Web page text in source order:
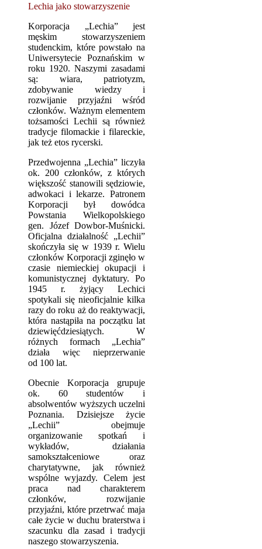
Lechia jako stowarzyszenie
Korporacja „Lechia” jest
męskim stowarzyszeniem
studenckim, które powstało na
Uniwersytecie Poznańskim w
roku 1920. Naszymi zasadami
są: wiara, patriotyzm,
zdobywanie wiedzy i
rozwijanie przyjaźni wśród
członków. Ważnym elementem
tożsamości Lechii są również
tradycje filomackie i filareckie,
jak też etos rycerski.
Przedwojenna „Lechia” liczyła
ok. 200 członków, z których
większość stanowili sędziowie,
adwokaci i lekarze. Patronem
Korporacji był dowódca
Powstania Wielkopolskiego
gen. Józef Dowbor-Muśnicki.
Oficjalna działalność „Lechii”
skończyła się w 1939 r. Wielu
członków Korporacji zginęło w
czasie niemieckiej okupacji i
komunistycznej dyktatury. Po
1945 r. żyjący Lechici
spotykali się nieoficjalnie kilka
razy do roku aż do reaktywacji,
która nastąpiła na początku lat
dziewięćdziesiątych. W
różnych formach „Lechia”
działa więc nieprzerwanie
od 100 lat.
Obecnie Korporacja grupuje
ok. 60 studentów i
absolwentów wyższych uczelni
Poznania. Dzisiejsze życie
„Lechii” obejmuje
organizowanie spotkań i
wykładów, działania
samokształceniowe oraz
charytatywne, jak również
wspólne wyjazdy. Celem jest
praca nad charakterem
członków, rozwijanie
przyjaźni, które przetrwać maja
całe życie w duchu braterstwa i
szacunku dla zasad i tradycji
naszego stowarzyszenia.